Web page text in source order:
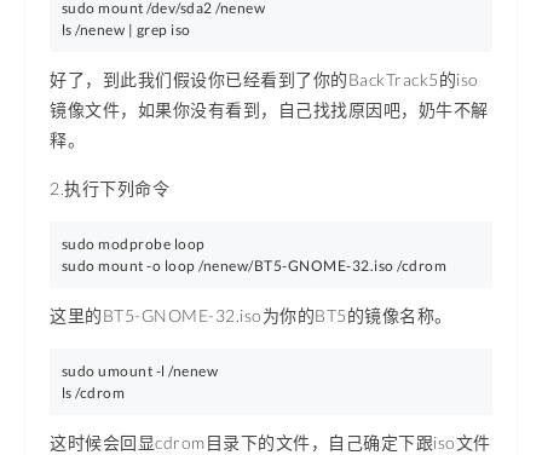
sudo mount /dev/sda2 /nenew
好了，到此我们假设你已经看到了你的BackTrack5的iso
镜像文件，如果你没有看到，自己找找原因吧，奶牛不解
释。
2.执行下列命令
sudo modprobe loop
sudo mount -o loop /nenew/BT5-GNOME-32.iso /cdrom
这里的BT5-GNOME-32.iso为你的BT5的镜像名称。
sudo umount -l /nenew
这时候会回显cdrom目录下的文件，自己确定下跟iso文件